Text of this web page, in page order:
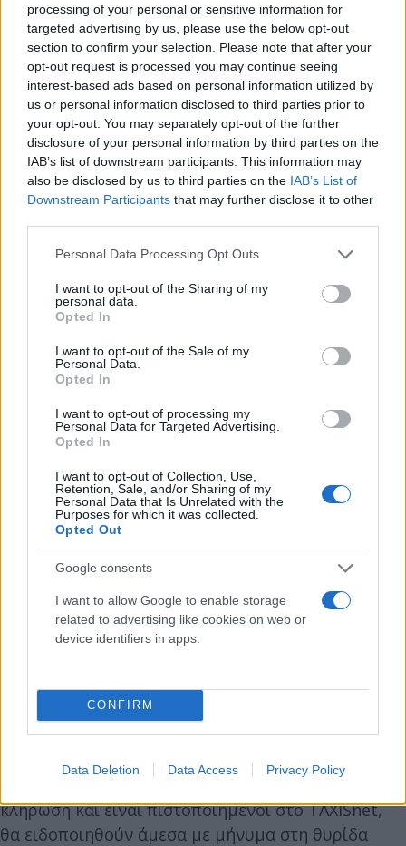
processing of your personal or sensitive information for
targeted advertising by us, please use the below opt-out
section to confirm your selection. Please note that after your
opt-out request is processed you may continue seeing
interest-based ads based on personal information utilized by
us or personal information disclosed to third parties prior to
your opt-out. You may separately opt-out of the further
disclosure of your personal information by third parties on the
IAB’s list of downstream participants. This information may
also be disclosed by us to third parties on the IAB’s List of
Downstream Participants that may further disclose it to other
Please note that this website/app uses one or more Google
not limited to your visit or usage behaviour. You may click to
grant or deny consent to Google and its third-party tags to
use your data for below specified purposes in below Google
consent section.
Personal Data Processing Opt Outs
I want to opt-out of the Sharing of my
personal data.
Opted In
I want to opt-out of the Sale of my
Personal Data.
Opted In
I want to opt-out of processing my
Personal Data for Targeted Advertising.
Opted In
I want to opt-out of Collection, Use,
Retention, Sale, and/or Sharing of my
Personal Data that Is Unrelated with the
Purposes for which it was collected.
Opted Out
Google consents
I want to allow Google to enable storage
related to advertising like cookies on web or
device identifiers in apps.
CONFIRM
Data Deletion Data Access Privacy Policy
5 τυχεροί κερδίζουν 20.000 ευρώ ο καθένας
50 τυχεροί κερδίζουν 5.000 ευρώ ο καθένας
500 τυχεροί κερδίζουν 1.000 ευρώ ο καθένας
Για την καταβολή του επάθλου, απαραίτητη
προϋπόθεση είναι να έχει δηλώσει ο
(www.aade.gr), στην επιλογή myAADE – «Μητρώο &
Επικοινωνία» – Δήλωση Λογαριασμού ΙΒΑΝ.
κλήρωση και είναι πιστοποιημένοι στο TAXISnet,
θα ειδοποιηθούν άμεσα με μήνυμα στη θυρίδα